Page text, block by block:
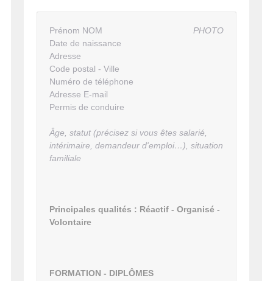
PHOTO
Prénom NOM
Date de naissance
Adresse
Code postal - Ville
Numéro de téléphone
Adresse E-mail
Permis de conduire
Âge, statut (précisez si vous êtes salarié,
intérimaire, demandeur d'emploi…), situation
familiale
Principales qualités : Réactif - Organisé -
Volontaire
FORMATION - DIPLÔMES